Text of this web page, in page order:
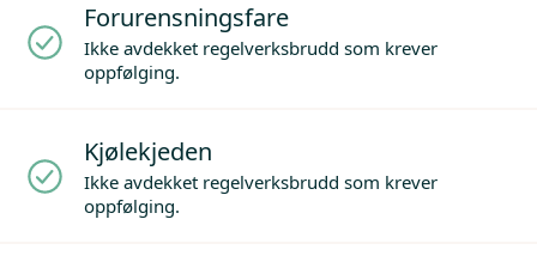
Forurensningsfare
Ikke avdekket regelverksbrudd som krever
oppfølging.
Kjølekjeden
Ikke avdekket regelverksbrudd som krever
oppfølging.